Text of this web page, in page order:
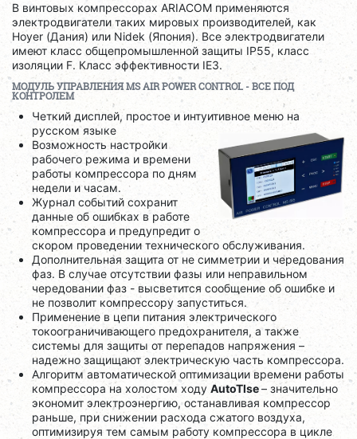
В винтовых компрессорах ARIACOM применяются
электродвигатели таких мировых производителей, как
Hoyer (Дания) или Nidek (Япония). Все электродвигатели
имеют класс общепромышленной защиты IP55, класс
изоляции F. Класс эффективности IE3.
МОДУЛЬ УПРАВЛЕНИЯMSAIRPOWERCONTROL - ВСЕ ПОД
КОНТРОЛЕМ
Четкий дисплей, простое и интуитивное меню на
русском языке
Возможность настройки
рабочего режима и времени
работы компрессора по дням
недели и часам.
Журнал событий сохранит
данные об ошибках в работе
компрессора и предупредит о
скором проведении технического обслуживания.
Дополнительная защита от не симметрии и чередования
фаз. В случае отсутствии фазы или неправильном
чередовании фаз - высветится сообщение об ошибке и
не позволит компрессору запуститься.
Применение в цепи питания электрического
токоограничивающего предохранителя, а также
системы для защиты от перепадов напряжения –
надежно защищают электрическую часть компрессора.
Алгоритм автоматической оптимизации времени работы
компрессора на холостом ходу AutoTlse– значительно
экономит электроэнергию, останавливая компрессор
раньше, при снижении расхода сжатого воздуха,
оптимизируя тем самым работу компрессора в цикле